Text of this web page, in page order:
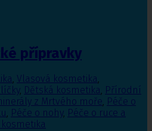
přípravky
, Vlasová kosmetika,
, Dětská kosmetika, Přírodní
z Mrtvého moře, Péče o
, Péče o nohy, Péče o ruce a